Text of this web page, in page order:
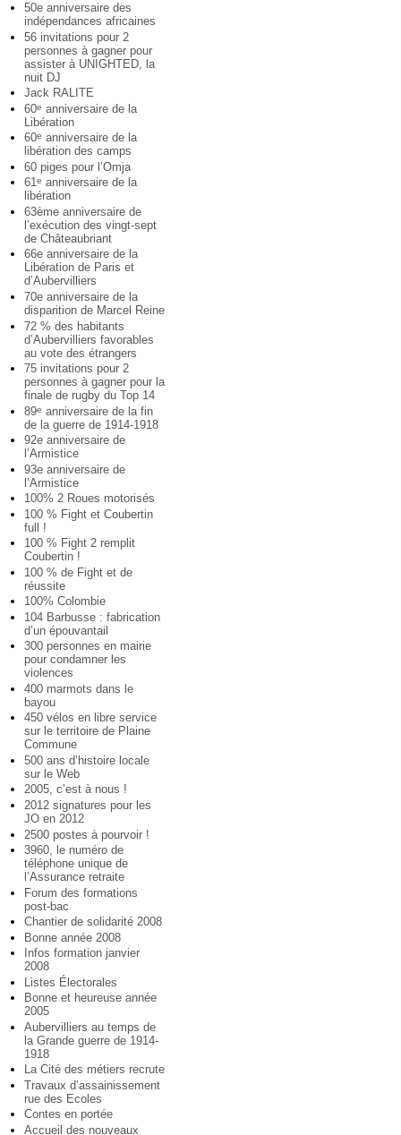
50e anniversaire des
indépendances africaines
56 invitations pour 2
personnes à gagner pour
assister à UNIGHTED, la
nuit DJ
Jack RALITE
60e anniversaire de la
Libération
60e anniversaire de la
libération des camps
60 piges pour l’Omja
61e anniversaire de la
libération
63ème anniversaire de
l’exécution des vingt-sept
de Châteaubriant
66e anniversaire de la
Libération de Paris et
d’Aubervilliers
70e anniversaire de la
disparition de Marcel Reine
72 % des habitants
d’Aubervilliers favorables
au vote des étrangers
75 invitations pour 2
personnes à gagner pour la
finale de rugby du Top 14
89e anniversaire de la fin
de la guerre de 1914-1918
92e anniversaire de
l’Armistice
93e anniversaire de
l’Armistice
100% 2 Roues motorisés
100 % Fight et Coubertin
full !
100 % Fight 2 remplit
Coubertin !
100 % de Fight et de
réussite
100% Colombie
104 Barbusse : fabrication
d’un épouvantail
300 personnes en mairie
pour condamner les
violences
400 marmots dans le
bayou
450 vélos en libre service
sur le territoire de Plaine
Commune
500 ans d’histoire locale
sur le Web
2005, c’est à nous !
2012 signatures pour les
JO en 2012
2500 postes à pourvoir !
3960, le numéro de
téléphone unique de
l’Assurance retraite
Forum des formations
post-bac
Chantier de solidarité 2008
Bonne année 2008
Infos formation janvier
2008
Listes Électorales
Bonne et heureuse année
2005
Aubervilliers au temps de
la Grande guerre de 1914-
1918
La Cité des métiers recrute
Travaux d’assainissement
rue des Ecoles
Contes en portée
Accueil des nouveaux